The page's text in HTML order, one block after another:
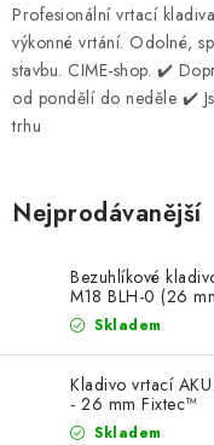
MILWAUKEE
ELEKTROMOBILITA
PROFI STROJE
PRODEJNY
ZNAČKY
KONTAKTY
JAK NAKUPOVAT
Profesionální vrtací
výkonné vrtání. Odolné,
stavbu. CIME-shop. ✔️
od pondělí do neděle ✔️
trhu
Nejprodávanější
Bezuhlíkové
M18 BLH-0 (26
Skladem
Kladivo vrtací
- 26 mm Fixtec™
Skladem